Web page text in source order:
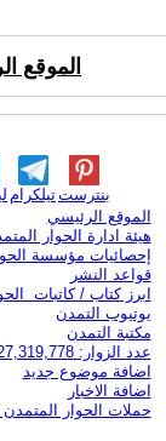
الموقع
تيلكرامبنترست
الموقع الرئيسي
هيئة ادارة الحوار
إحصائيات مؤسسة
قواعد النشر
ابرز كتاب / كاتبات
يوتيوب التمدن
مكتبة التمدن
عدد الزوار: 3,427,319,778
اضافة موضوع جديد
اضافة الاخبار
حملات الحوار المتمدن